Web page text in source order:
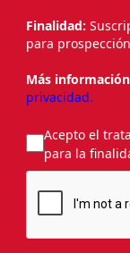
Finalidad:
para
Más
privacidad.
Acepto el
para la